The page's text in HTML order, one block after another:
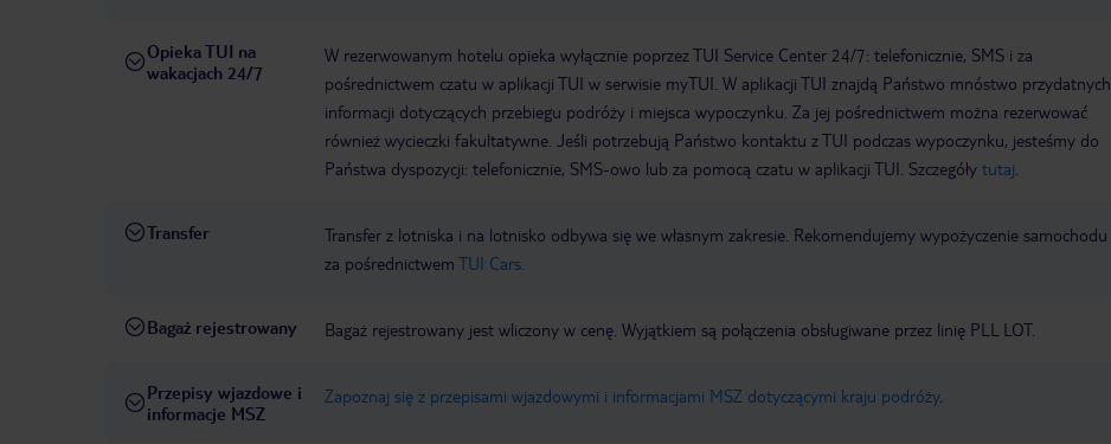
Opieka TUI na
wakacjach 24/7
W rezerwowanym hotelu opieka wyłącznie poprzez TUI Service Center 24/7: telefonicznie, SMS i za
pośrednictwem czatu w aplikacji TUI w serwisie myTUI. W aplikacji TUI znajdą Państwo mnóstwo przydatnych
informacji dotyczących przebiegu podróży i miejsca wypoczynku. Za jej pośrednictwem można rezerwować
również wycieczki fakultatywne. Jeśli potrzebują Państwo kontaktu z TUI podczas wypoczynku, jesteśmy do
Państwa dyspozycji: telefonicznie, SMS-owo lub za pomocą czatu w aplikacji TUI. Szczegóły tutaj
Transfer
Transfer z lotniska i na lotnisko odbywa się we własnym zakresie. Rekomendujemy wypożyczenie samochodu
za pośrednictwem TUI Cars.
Bagaż rejestrowany Bagaż rejestrowany jest wliczony w cenę. Wyjątkiem są połączenia obsługiwane przez linię PLL LOT.
Przepisy wjazdowe i
informacje MSZ
Zapoznaj się z przepisami wjazdowymi i informacjami MSZ dotyczącymi kraju podróży.